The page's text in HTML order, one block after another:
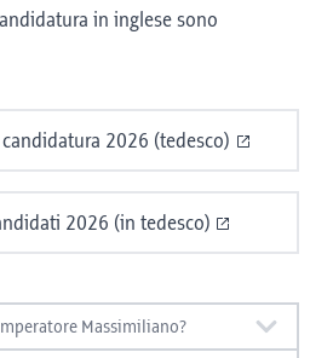
in inglese sono
2026 (tedesco)
2026 (in tedesco)
Massimiliano?